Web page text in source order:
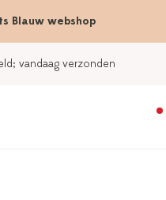
Blauw webshop
vandaag verzonden